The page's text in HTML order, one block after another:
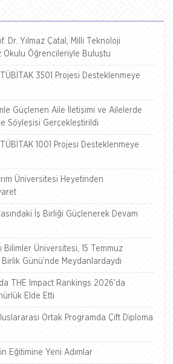
Dr. Yılmaz Çatal, Milli Teknoloji
Okulu Öğrencileriyle Buluştu
3501 Projesi Desteklenmeye
Güçlenen Aile İletişimi ve Ailelerde
Söyleşisi Gerçekleştirildi
1001 Projesi Desteklenmeye
Üniversitesi Heyetinden
İş Birliği Güçlenerek Devam
Bilimler Üniversitesi, 15 Temmuz
Günü’nde Meydanlardaydı
THE Impact Rankings 2026'da
Elde Etti
Ortak Programda Çift Diploma
Eğitimine Yeni Adımlar